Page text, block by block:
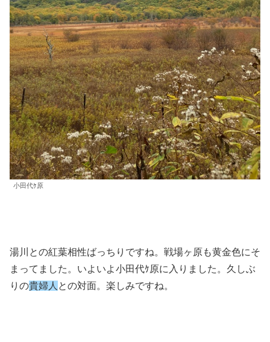
小田代ｹ原
湯川との紅葉相性ばっちりですね。戦場ヶ原も黄金色にそ
まってました。いよいよ小田代ｹ原に入りました。久しぶ
りの貴婦人 との対面。楽しみですね。